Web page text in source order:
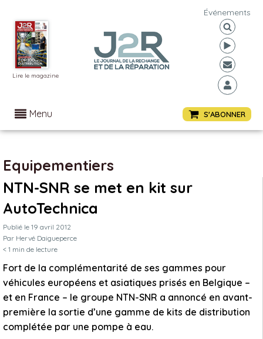
Lire le magazine
Événements
Menu S'ABONNER
Equipementiers
NTN-SNR se met en kit sur
AutoTechnica
Publié le 19 avril 2012
Par Hervé Daigueperce
< 1 min de lecture
Fort de la complémentarité de ses gammes pour
véhicules européens et asiatiques prisés en Belgique –
et en France – le groupe NTN-SNR a annoncé en avant-
première la sortie d’une gamme de kits de distribution
complétée par une pompe à eau.